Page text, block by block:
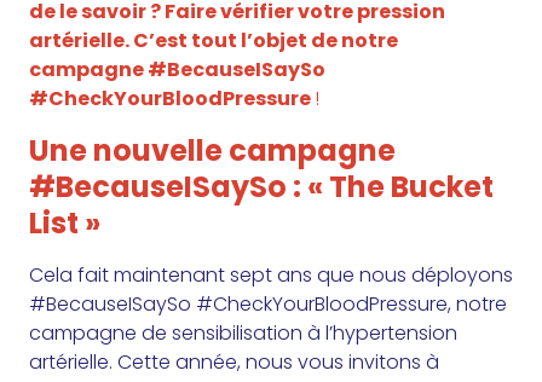
de le savoir ? Faire vérifier votre pression
artérielle. C’est tout l’objet de notre
campagne #BecauseISaySo
#CheckYourBloodPressure!
Une nouvelle campagne
#BecauseISaySo : « The Bucket
List »
Cela fait maintenant sept ans que nous déployons
#BecauseISaySo #CheckYourBloodPressure, notre
campagne de sensibilisation à l’hypertension
artérielle. Cette année, nous vous invitons à